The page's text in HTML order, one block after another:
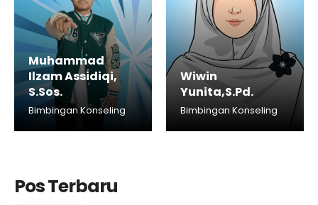
Muhammad
Ilzam Assidiqi,
S.Sos.
Bimbingan Konseling
Wiwin
Yunita,S.Pd.
Bimbingan Konseling
Pos Terbaru